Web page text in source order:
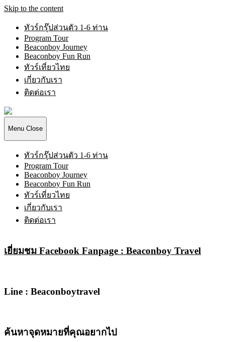
Skip to the content
ทัวร์กรุ๊ปส่วนตัว 1-6 ท่าน
Program Tour
Beaconboy Journey
Beaconboy Fun Run
ทัวร์เที่ยวไทย
เกี่ยวกับเรา
ติดต่อเรา
Beaconboy
Travel
Company
Menu Close
ทัวร์กรุ๊ปส่วนตัว 1-6 ท่าน
Program Tour
Beaconboy Journey
Beaconboy Fun Run
ทัวร์เที่ยวไทย
เกี่ยวกับเรา
ติดต่อเรา
เยี่ยมชม Facebook Fanpage : Beaconboy Travel
Line : Beaconboytravel
ค้นหาจุดหมายที่คุณอยากไป